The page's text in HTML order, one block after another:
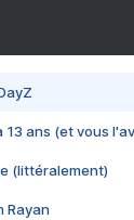
13 ans (et vous
(littéralement)
Rayan